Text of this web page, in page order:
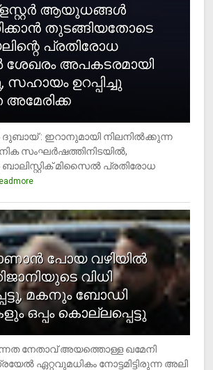
ആയുധങ്ങള്‍
തുടങ്ങിയതോടെ
പ്രതിരോധ
അപകടരമായി
ഉറപ്പിച്ചു
: ഇറാനുമായി നിലനില്‍ക്കുന്ന
സംഘര്‍ഷത്തിനിടയില്‍,
ബാലിസ്റ്റിക് മിസൈല്‍ പ്രതിരോധ
പോയ വഴിയില്‍
വിധി
മകനും ബോഡി
ഒപ്പം കൊല്ലപ്പെട്ടു
നേതാവ് അയത്തൊള്ള ഖമേനി
ഏറ്റവുമധികം നോട്ടമിട്ടിരുന്ന അലി